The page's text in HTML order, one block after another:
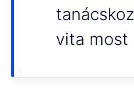
vita most